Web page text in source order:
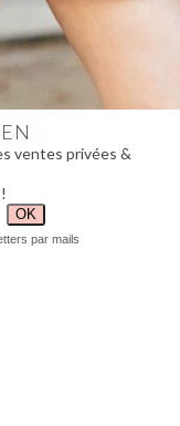
ventes privées &
par mails